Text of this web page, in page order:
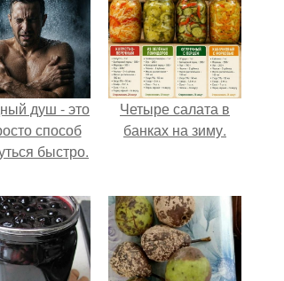
душ - это
способ
быстро.
Четыре салата в
банках на зиму.